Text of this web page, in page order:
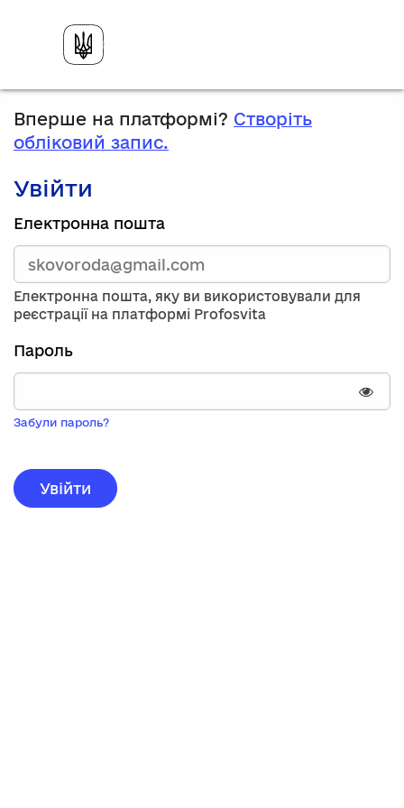
Вперше на платформі? Створіть
обліковий запис.
Увійти
Зареєструйтесь,
використавши
електронну
адресу
та
пароль.
Якщо
вас
немає
запису,
натисніть
реєстрації.
Електронна пошта
Електронна пошта, яку ви використовували для
реєстрації на платформі Profosvita
Пароль
Забули пароль?
Увійти